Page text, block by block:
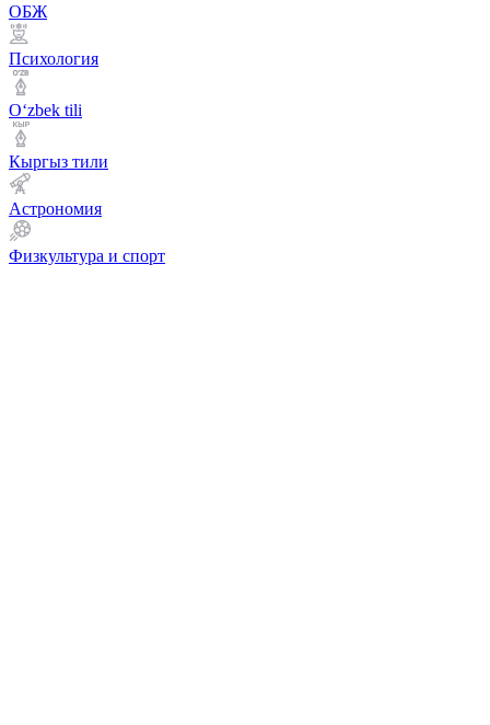
ОБЖ
Психология
Оʻzbek tili
Кыргыз тили
Астрономия
Физкультура и спорт